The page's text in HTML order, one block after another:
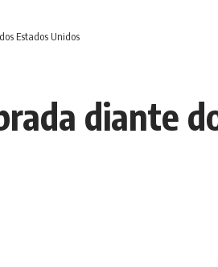
Estados Unidos
diante